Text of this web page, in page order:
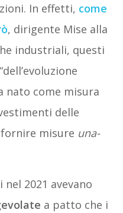
In effetti, come
, dirigente Mise alla
industriali, questi
nato come misura
delle
misure una-
2021 avevano
a patto che i